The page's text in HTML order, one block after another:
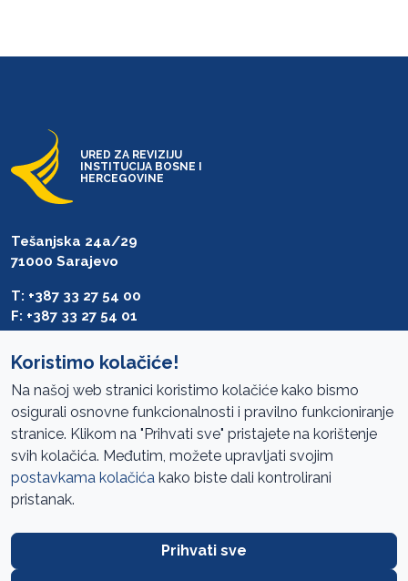
URED ZA REVIZIJU
INSTITUCIJA BOSNE I
HERCEGOVINE
Tešanjska 24a/29
71000 Sarajevo
T: +387 33 27 54 00
F: +387 33 27 54 01
Pristup informacijama
Mapa sajta
Oglasi
Koristimo kolačiće!
Na našoj web stranici koristimo kolačiće kako bismo
osigurali osnovne funkcionalnosti i pravilno funkcioniranje
stranice. Klikom na "Prihvati sve" pristajete na korištenje
svih kolačića. Međutim, možete upravljati svojim
postavkama kolačića kako biste dali kontrolirani
pristanak.
Prihvati sve